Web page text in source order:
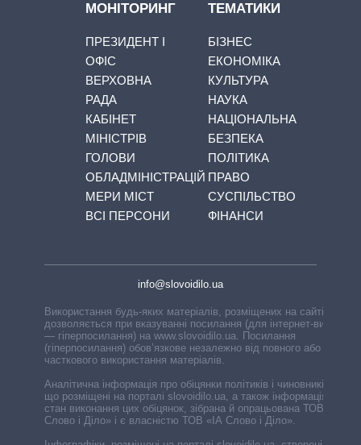
МОНІТОРИНГ
ПРЕЗИДЕНТ І
ОФІС
ВЕРХОВНА
РАДА
КАБІНЕТ
МІНІСТРІВ
ГОЛОВИ
ОБЛАДМІНІСТРАЦІЙ
МЕРИ МІСТ
ВСІ ПЕРСОНИ
ТЕМАТИКИ
БІЗНЕС
ЕКОНОМІКА
КУЛЬТУРА
НАУКА
НАЦІОНАЛЬНА
БЕЗПЕКА
ПОЛІТИКА
ПРАВО
СУСПІЛЬСТВО
ФІНАНСИ
info@slovoidilo.ua
Використання будь-яких матеріалів, розміщених на сайті,
дозволяється при вказуванні посилання (для інтернет-видань
— гіперпосилання) на www.slovoidilo.ua. Посилання
(гіперпосилання) обов’язкове незалежно від повного або
часткового використання матеріалів.
Аналітична інформація про обіцянки політиків і чиновників,
що розміщені на порталі slovoidilo.ua, а також інформація про
стан виконання цих обіцянок, зібрана й опрацьована ТОВ «ІА
Слово і Діло» і є власністю ТОВ «ІА Слово і Діло».